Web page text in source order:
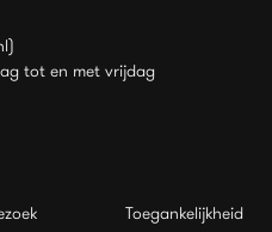
tot en met vrijdag
Toegankelijkheid